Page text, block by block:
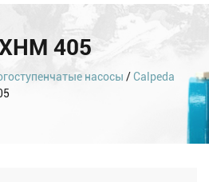
405
насосы /Calpeda